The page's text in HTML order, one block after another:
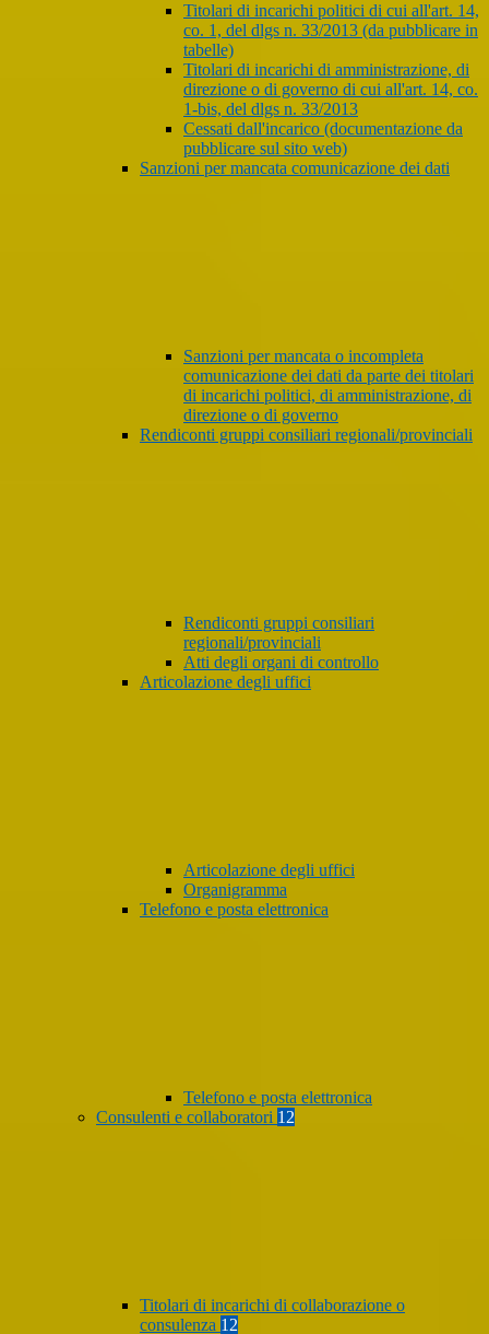
Titolari di incarichi politici di cui all'art. 14,
co. 1, del dlgs n. 33/2013 (da pubblicare in
tabelle)
Titolari di incarichi di amministrazione, di
direzione o di governo di cui all'art. 14, co.
1-bis, del dlgs n. 33/2013
Cessati dall'incarico (documentazione da
pubblicare sul sito web)
Sanzioni per mancata comunicazione dei dati
Sanzioni per mancata o incompleta
comunicazione dei dati da parte dei titolari
di incarichi politici, di amministrazione, di
direzione o di governo
Rendiconti gruppi consiliari regionali/provinciali
Rendiconti gruppi consiliari
regionali/provinciali
Atti degli organi di controllo
Articolazione degli uffici
Articolazione degli uffici
Organigramma
Telefono e posta elettronica
Telefono e posta elettronica
Consulenti e collaboratori 12
Titolari di incarichi di collaborazione o
consulenza 12